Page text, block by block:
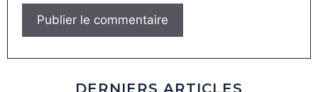
DERNIERS ARTICLES